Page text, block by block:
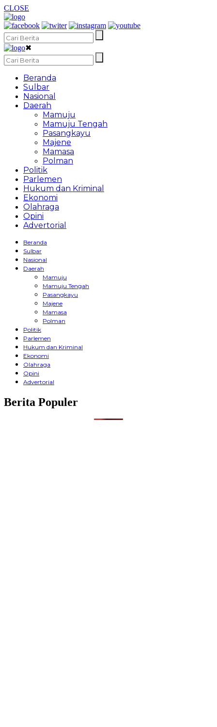
CLOSE
✖
Beranda
Sulbar
Nasional
Daerah
Mamuju
Mamuju Tengah
Pasangkayu
Majene
Mamasa
Polman
Politik
Parlemen
Hukum dan Kriminal
Ekonomi
Olahraga
Opini
Advertorial
Beranda
Sulbar
Nasional
Daerah
Mamuju
Mamuju Tengah
Pasangkayu
Majene
Mamasa
Polman
Politik
Parlemen
Hukum dan Kriminal
Ekonomi
Olahraga
Opini
Advertorial
Berita Populer